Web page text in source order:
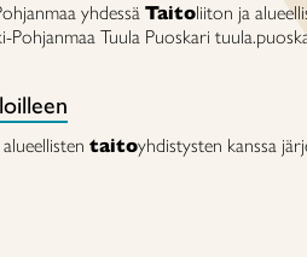
yhdessä Taitoliiton ja
Pohjanmaa Tuula Puoskari
taitoyhdistysten kanssa